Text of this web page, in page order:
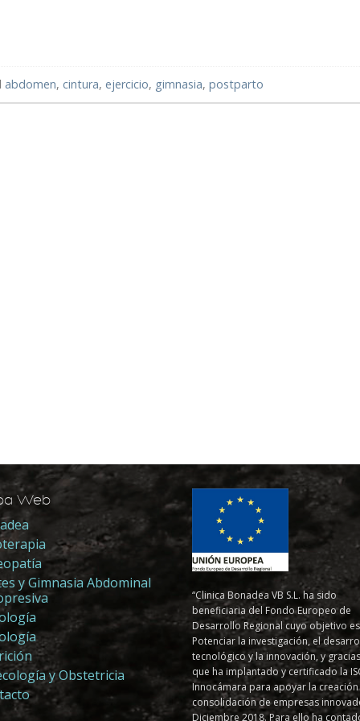
abdomen, cintura, ejercicio, gimnasia, postparto
Web
y Gimnasia Abdominal
y Obstetricia
“Clinica Bonadea VB S.L. ha sido
beneficiaria del Fondo Europeo de
Desarrollo Regional cuyo objetivo es
Potenciar la investigación, el
tecnológico y la innovación, y
que ha implantado y certificado la
Innocámara para apoyar la creación
consolidación de empresas
Diciembre 2018. Para ello ha